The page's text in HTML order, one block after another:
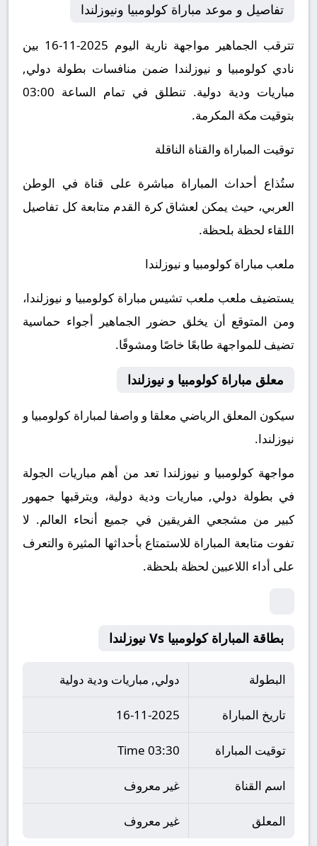
تفاصيل و موعد مباراة كولومبيا ونيوزلندا
تترقب الجماهير مواجهة نارية اليوم 2025-11-16 بين
نادي كولومبيا و نيوزلندا ضمن منافسات بطولة دولي,
مباريات ودية دولية.
تنطلق في تمام الساعة 03:00
بتوقيت مكة المكرمة.
توقيت المباراة والقناة الناقلة
ستُذاع أحداث المباراة مباشرة على قناة في الوطن
العربي، حيث يمكن لعشاق كرة القدم متابعة كل تفاصيل
اللقاء لحظة بلحظة.
ملعب مباراة كولومبيا و نيوزلندا
يستضيف ملعب ملعب تشيس مباراة كولومبيا و نيوزلندا،
ومن المتوقع أن يخلق حضور الجماهير أجواء حماسية
تضيف للمواجهة طابعًا خاصًا ومشوقًا.
معلق مباراة كولومبيا و نيوزلندا
سيكون المعلق الرياضي معلقا و واصفا لمباراة كولومبيا و
نيوزلندا.
مواجهة كولومبيا و نيوزلندا تعد من أهم مباريات الجولة
في بطولة دولي, مباريات ودية دولية، ويترقبها جمهور
كبير من مشجعي الفريقين في جميع أنحاء العالم. لا
تفوت متابعة المباراة للاستمتاع بأحداثها المثيرة والتعرف
على أداء اللاعبين لحظة بلحظة.
بطاقة المباراة كولومبيا Vs نيوزلندا
البطولة دولي, مباريات ودية دولية
تاريخ المباراة 16-11-2025
توقيت المباراة 03:30 Time
اسم القناة غير معروف
المعلق غير معروف